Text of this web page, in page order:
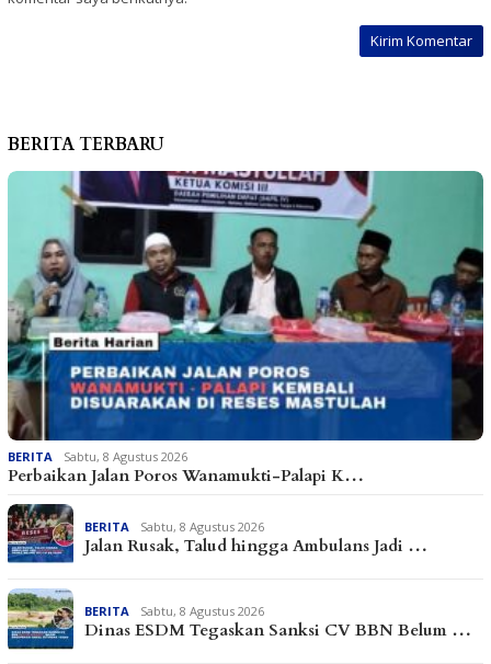
BERITA TERBARU
BERITA Sabtu, 8 Agustus 2026
Perbaikan Jalan Poros Wanamukti-Palapi K…
BERITA Sabtu, 8 Agustus 2026
Jalan Rusak, Talud hingga Ambulans Jadi …
BERITA Sabtu, 8 Agustus 2026
Dinas ESDM Tegaskan Sanksi CV BBN Belum …